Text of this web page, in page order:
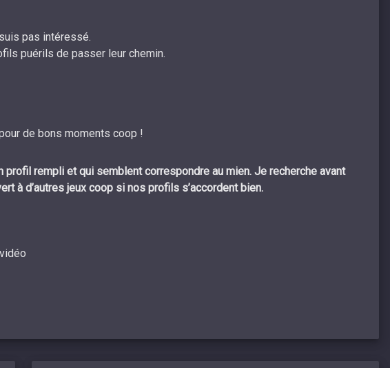
pas intéressé.
puérils de passer leur chemin.
de bons moments coop !
rempli et qui semblent correspondre au mien. Je recherche avant
à d’autres jeux coop si nos profils s’accordent bien.